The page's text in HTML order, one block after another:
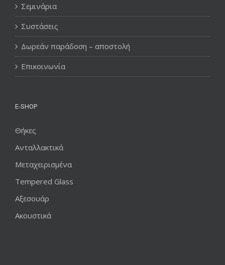
Σεμινάρια
Συστάσεις
Δωρεάν παράδοση – αποστολή
Επικοινωνία
E-SHOP
Θήκες
Ανταλλακτικά
Μεταχειρισμένα
Tempered Glass
Αξεσουάρ
Ακουστικά